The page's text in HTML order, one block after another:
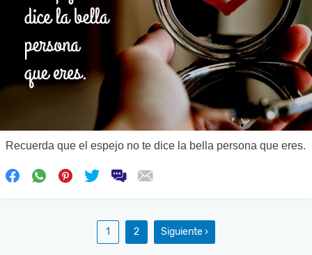
Recuerda que el espejo no te dice la bella persona que eres.
1 2 Siguiente ›